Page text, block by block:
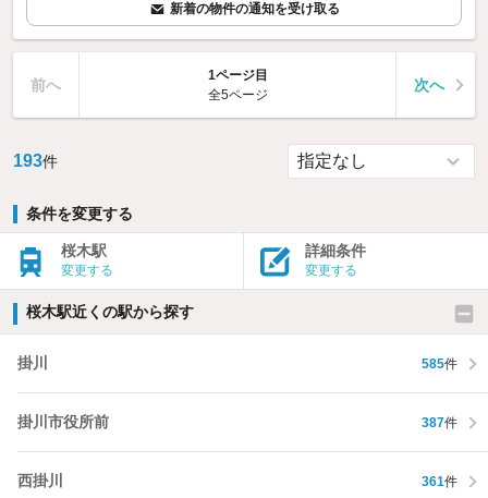
新着の物件の通知を受け取る
前へ
1ページ目
全5ページ
次へ
193件
条件を変更する
桜木駅
変更する
詳細条件
変更する
桜木駅近くの駅から探す
掛川 585件
掛川市役所前 387件
西掛川 361件